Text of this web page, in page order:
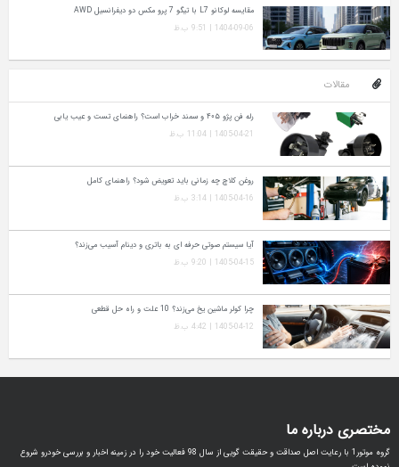
مقایسه لوکانو L7 با تیگو 7 پرو مکس دو دیفرانسیل AWD
1404-09-06 | 9:51 ب.ظ
مقالات
رله فن پژو ۴۰۵ و سمند خراب است؟ راهنمای تست و عیب‌ یابی
1405-04-21 | 11:04 ب.ظ
روغن کلاچ چه زمانی باید تعویض شود؟ راهنمای کامل
1405-04-16 | 3:14 ب.ظ
آیا سیستم صوتی حرفه‌ ای به باتری و دینام آسیب می‌زند؟
1405-04-15 | 9:20 ب.ظ
چرا کولر ماشین یخ می‌زند؟ 10 علت و راه‌ حل قطعی
1405-04-12 | 4:42 ب.ظ
مختصری درباره ما
گروه موتور1 با رعایت اصل صداقت و حقیقت گویی از سال 98 فعالیت خود را در زمینه اخبار و بررسی خودرو شروع